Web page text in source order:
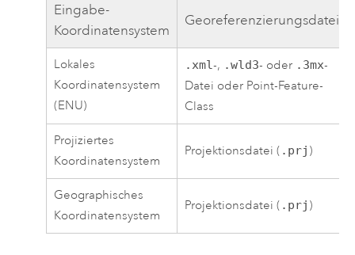
Eingabe-
Koordinatensystem
Georeferenzierungsdatei
Lokales
Koordinatensystem
(ENU)
.xml-, .wld3- oder .3mx-
Datei oder Point-Feature-
Class
Projiziertes
Koordinatensystem
Projektionsdatei ( .prj )
Geographisches
Koordinatensystem
Projektionsdatei ( .prj )